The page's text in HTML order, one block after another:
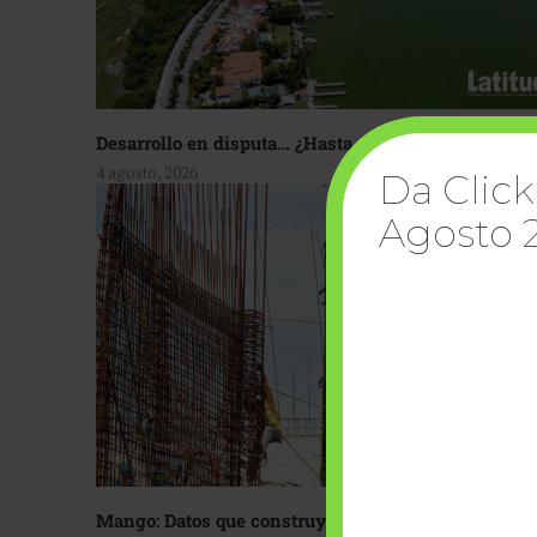
Desarrollo en disputa… ¿Hasta dónde crecer?
4 agosto, 2026
Mango: Datos que construyen confianza
Da
Agosto